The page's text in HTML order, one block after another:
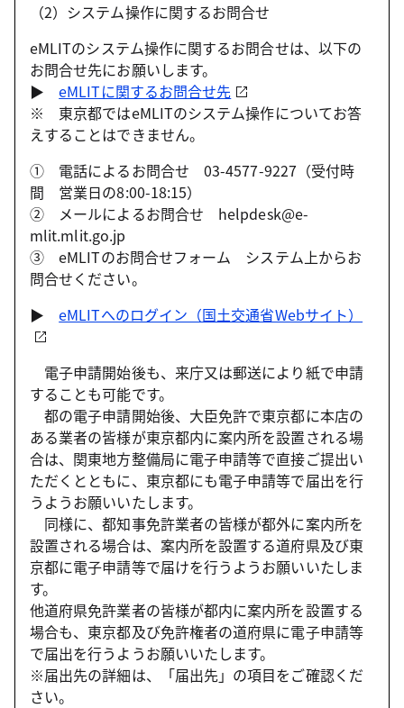
（2）システム操作に関するお問合せ
eMLITのシステム操作に関するお問合せは、以下の
お問合せ先にお願いします。
▶eMLITに関するお問合せ先
※ 東京都ではeMLITのシステム操作についてお答
えすることはできません。
① 電話によるお問合せ 03-4577-9227（受付時
間 営業日の8:00-18:15）
② メールによるお問合せ helpdesk@e-
mlit.mlit.go.jp
③ eMLITのお問合せフォーム システム上からお
問合せください。
▶eMLITへのログイン（国土交通省Webサイト）
電子申請開始後も、来庁又は郵送により紙で申請
することも可能です。
都の電子申請開始後、大臣免許で東京都に本店の
ある業者の皆様が東京都内に案内所を設置される場
合は、関東地方整備局に電子申請等で直接ご提出い
ただくとともに、東京都にも電子申請等で届出を行
うようお願いいたします。
同様に、都知事免許業者の皆様が都外に案内所を
設置される場合は、案内所を設置する道府県及び東
京都に電子申請等で届けを行うようお願いいたしま
す。
他道府県免許業者の皆様が都内に案内所を設置する
場合も、東京都及び免許権者の道府県に電子申請等
で届出を行うようお願いいたします。
※届出先の詳細は、「届出先」の項目をご確認くだ
さい。